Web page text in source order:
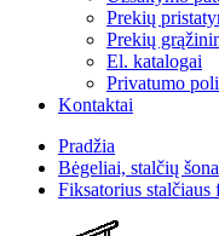
Prekių
Prekių
El. katalogai
Privatumo
Kontaktai
Pradžia
Bėgeliai, stalčių
Fiksatorius stalčiaus